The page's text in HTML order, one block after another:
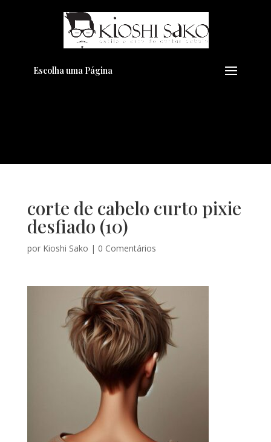
Escolha uma Página
corte de cabelo curto pixie
desfiado (10)
por Kioshi Sako | 0 Comentários
Pensando em transformar seu
Visual??